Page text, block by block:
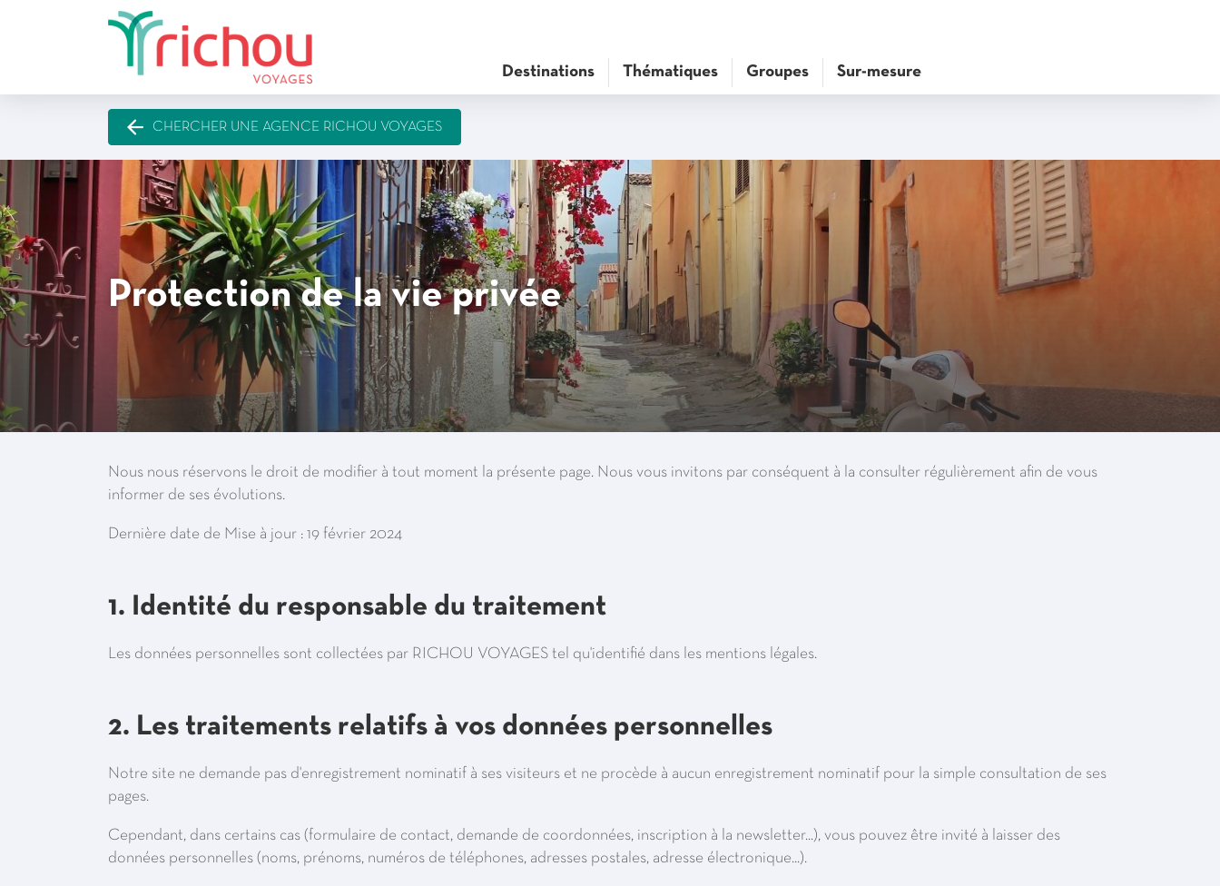
Destinations Thématiques Groupes Sur-mesure
CHERCHER UNE AGENCE RICHOU VOYAGES
Protection de la vie privée
Nous nous réservons le droit de modifier à tout moment la présente page. Nous vous invitons par conséquent à la consulter régulièrement afin de vous
informer de ses évolutions.
Dernière date de Mise à jour : 19 février 2024
1. Identité du responsable du traitement
Les données personnelles sont collectées par RICHOU VOYAGES tel qu'identifié dans les mentions légales.
2. Les traitements relatifs à vos données personnelles
Notre site ne demande pas d'enregistrement nominatif à ses visiteurs et ne procède à aucun enregistrement nominatif pour la simple consultation de ses
pages.
Cependant, dans certains cas (formulaire de contact, demande de coordonnées, inscription à la newsletter...), vous pouvez être invité à laisser des
données personnelles (noms, prénoms, numéros de téléphones, adresses postales, adresse électronique...).